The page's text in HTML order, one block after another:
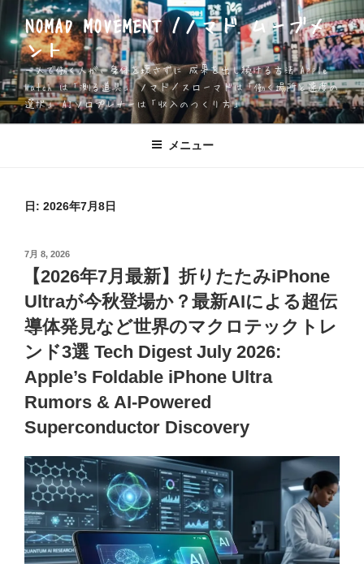
ン
テ
ン
ツ
へ
ス
NOMAD MOVEMENT /ノマド ムーブメ
ント
一人で働く人が、身体を壊さずに 成果を出し続ける方法 Apple
Watch は「測る道具」 ノマド／スローマドは「働く場所と速度の
選択」 AIソロプレナーは「収入のつくり方」
メニュー
日: 2026年7月8日
投
日:
7月 8, 2026
【2026年7月最新】折りたたみiPhone
Ultraが今秋登場か？最新AIによる超伝
導体発見など世界のマクロテックトレ
ンド3選 Tech Digest July 2026:
Apple’s Foldable iPhone Ultra
Rumors & AI-Powered
Superconductor Discovery